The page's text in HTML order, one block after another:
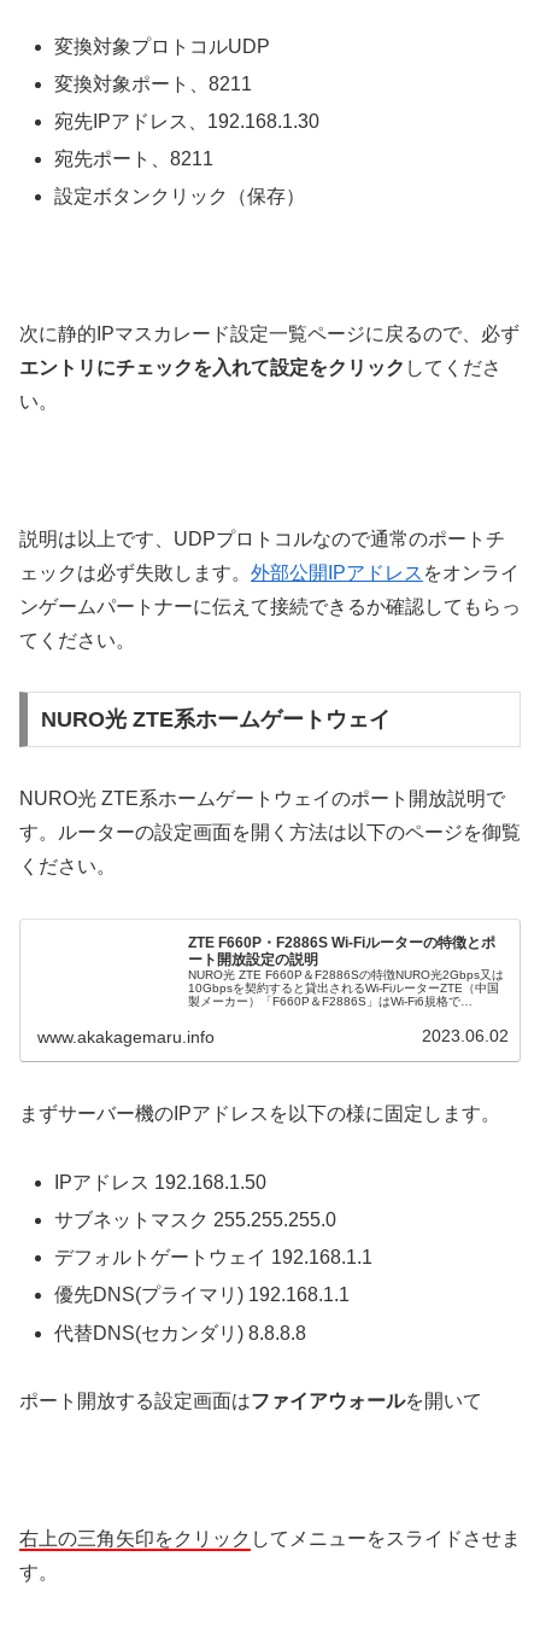
変換対象プロトコルUDP
変換対象ポート、8211
宛先IPアドレス、192.168.1.30
宛先ポート、8211
設定ボタンクリック（保存）
次に静的IPマスカレード設定一覧ページに戻るので、必ず
エントリにチェックを入れて設定をクリック してくださ
い。
説明は以上です、UDPプロトコルなので通常のポートチ
ェックは必ず失敗します。 外部公開IPアドレス をオンライ
ンゲームパートナーに伝えて接続できるか確認してもらっ
てください。
NURO光 ZTE系ホームゲートウェイ
NURO光 ZTE系ホームゲートウェイのポート開放説明で
す。ルーターの設定画面を開く方法は以下のページを御覧
ください。
ZTE F660P・F2886S Wi-Fiルーターの特徴とポ
ート開放設定の説明
NURO光 ZTE F660P＆F2886Sの特徴NURO光2Gbps又は
10Gbpsを契約すると貸出されるWi-FiルーターZTE（中国
製メーカー）「F660P＆F2886S」はWi-Fi6規格で
www.akakagemaru.info 2023.06.02
まずサーバー機のIPアドレスを以下の様に固定します。
IPアドレス 192.168.1.50
サブネットマスク 255.255.255.0
デフォルトゲートウェイ 192.168.1.1
優先DNS(プライマリ) 192.168.1.1
代替DNS(セカンダリ) 8.8.8.8
ポート開放する設定画面はファイアウォールを開いて
右上の三角矢印をクリック してメニューをスライドさせま
す。